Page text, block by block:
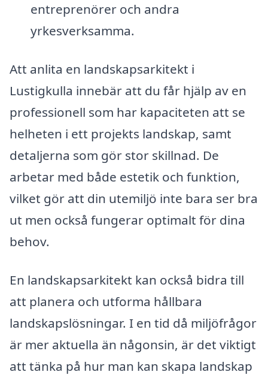
entreprenörer och andra
yrkesverksamma.
Att anlita en landskapsarkitekt i
Lustigkulla innebär att du får hjälp av en
professionell som har kapaciteten att se
helheten i ett projekts landskap, samt
detaljerna som gör stor skillnad. De
arbetar med både estetik och funktion,
vilket gör att din utemiljö inte bara ser bra
ut men också fungerar optimalt för dina
behov.
En landskapsarkitekt kan också bidra till
att planera och utforma hållbara
landskapslösningar. I en tid då miljöfrågor
är mer aktuella än någonsin, är det viktigt
att tänka på hur man kan skapa landskap